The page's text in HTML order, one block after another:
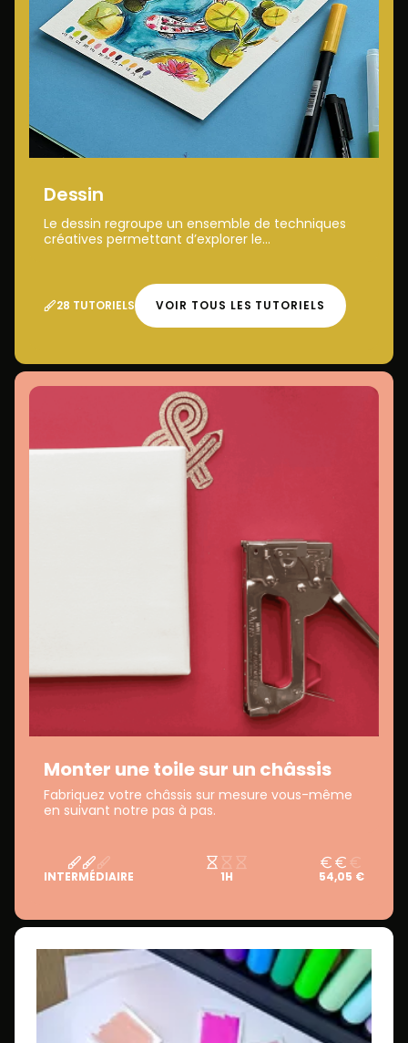
Dessin
Le dessin regroupe un ensemble de techniques
créatives permettant d’explorer le...
28 TUTORIELS VOIR TOUS LES TUTORIELS
Monter une toile sur un châssis
Fabriquez votre châssis sur mesure vous-même
en suivant notre pas à pas.
INTERMÉDIAIRE 1H 54,05 €